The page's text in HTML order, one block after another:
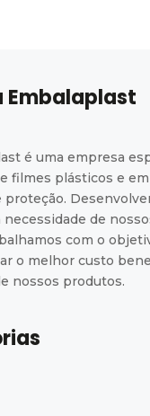
Embalaplast
é uma empresa
filmes plásticos e
proteção.
necessidade de
com o
o melhor custo
nossos produtos.